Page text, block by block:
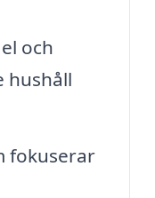
och
hushåll
fokuserar